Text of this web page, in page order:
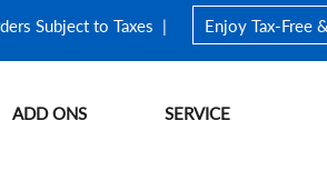
Subject to Taxes | Enjoy Tax-Free
ADD ONS SERVICE